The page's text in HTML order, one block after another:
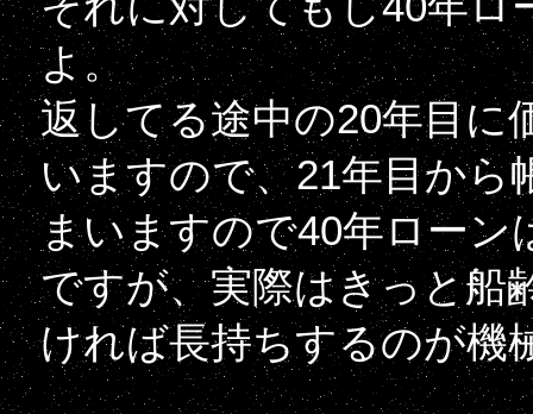
よ。
返してる途中の20年目に
いますので、21年目か
まいますので40年ロー
ですが、実際はきっと船
ければ長持ちするのが機